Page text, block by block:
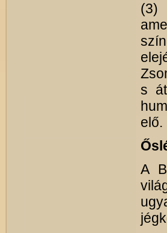
(3)
s
elő.
A